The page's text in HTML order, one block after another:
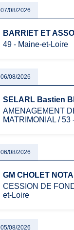
07/08/2026
BARRIET ET
49 - Maine-et-Loire
06/08/2026
SELARL Bastien
AMENAGEMENT
MATRIMONIAL / 53
06/08/2026
GM CHOLET
CESSION DE
et-Loire
05/08/2026